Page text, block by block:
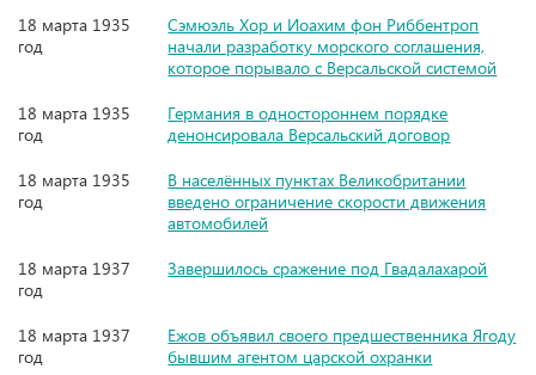
18 марта 1935
год
Сэмюэль Хор и Иоахим фон Риббентроп
начали разработку морского соглашения,
которое порывало с Версальской системой
18 марта 1935
год
Германия в одностороннем порядке
денонсировала Версальский договор
18 марта 1935
год
В населённых пунктах Великобритании
введено ограничение скорости движения
автомобилей
18 марта 1937
год
Завершилось сражение под Гвадалахарой
18 марта 1937
год
Ежов объявил своего предшественника Ягоду
бывшим агентом царской охранки